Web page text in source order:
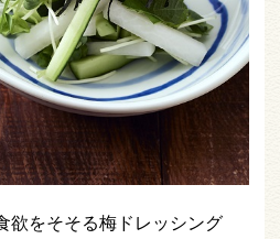
欲をそそる梅ドレッシング